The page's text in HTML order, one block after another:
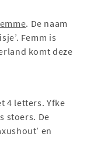
. De naam
Femm is
komt deze
4 letters. Yfke
stoers. De
en